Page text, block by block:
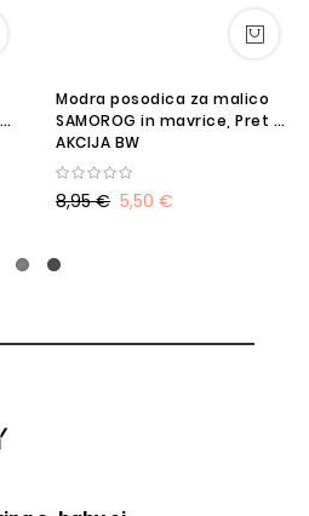
Modra posodica za malico
SAMOROG in mavrice, Pret -
AKCIJA BW
5,50 €
8,95 €